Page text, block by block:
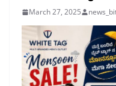
March 27, 2025